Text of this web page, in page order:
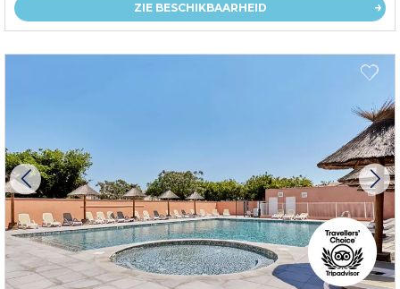
ZIE BESCHIKBAARHEID